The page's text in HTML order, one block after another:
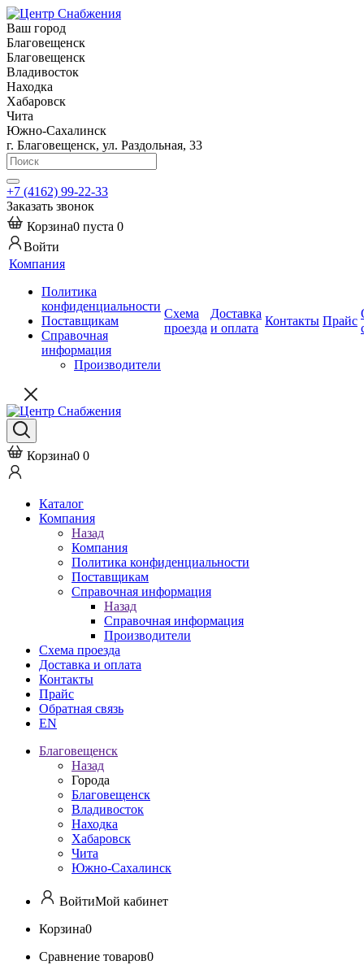
Ваш город
Благовещенск
Благовещенск
Владивосток
Находка
Хабаровск
Чита
Южно-Сахалинск
г. Благовещенск, ул. Раздольная, 33
+7 (4162) 99-22-33
Заказать звонок
Корзина0 пуста 0
Войти
Компания
Политика
конфиденциальности
Поставщикам
Справочная
информация
Производители
Схема
проезда
Доставка
и оплата
Контакты Прайс
Корзина0 0
Каталог
Компания
Назад
Компания
Политика конфиденциальности
Поставщикам
Справочная информация
Назад
Справочная информация
Производители
Схема проезда
Доставка и оплата
Контакты
Прайс
Обратная связь
EN
Благовещенск
Назад
Города
Благовещенск
Владивосток
Находка
Хабаровск
Чита
Южно-Сахалинск
ВойтиМой кабинет
Корзина0
Сравнение товаров0